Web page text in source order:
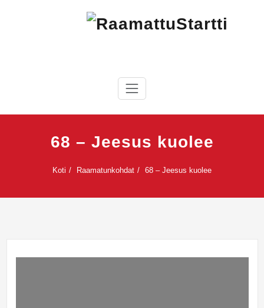
RaamattuStartti
68 – Jeesus kuolee
Koti Raamatunkohdat 68 – Jeesus kuolee